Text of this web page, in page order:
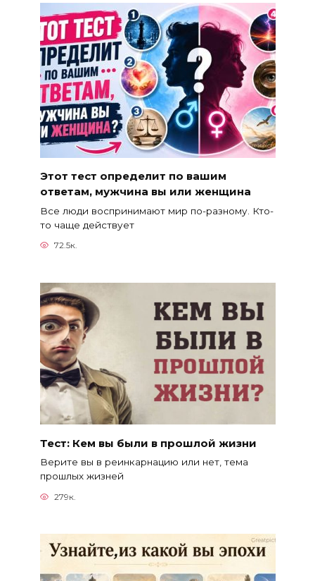
Этот тест определит по вашим
ответам, мужчина вы или женщина
Все люди воспринимают мир по-разному. Кто-
то чаще действует
72.5к.
Тест: Кем вы были в прошлой жизни
Верите вы в реинкарнацию или нет, тема
прошлых жизней
279к.